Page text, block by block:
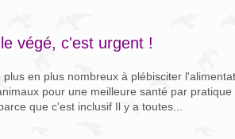
végé, c'est urgent !
en plus nombreux à plébisciter
pour une meilleure santé par
que c'est inclusif Il y a toutes...